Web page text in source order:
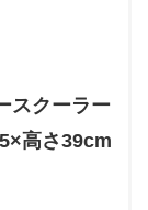
スクーラー
高さ39cm